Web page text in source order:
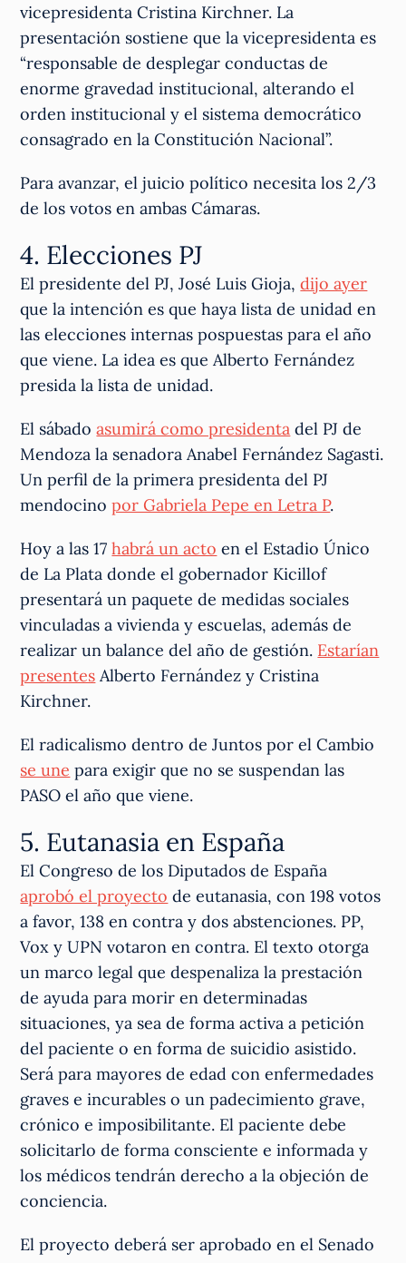
vicepresidenta Cristina Kirchner. La
presentación sostiene que la vicepresidenta es
“responsable de desplegar conductas de
enorme gravedad institucional, alterando el
orden institucional y el sistema democrático
consagrado en la Constitución Nacional”.
Para avanzar, el juicio político necesita los 2/3
de los votos en ambas Cámaras.
4. Elecciones PJ
El presidente del PJ, José Luis Gioja,dijo ayer
que la intención es que haya lista de unidad en
las elecciones internas pospuestas para el año
que viene. La idea es que Alberto Fernández
presida la lista de unidad.
El sábadoasumirá como presidenta del PJ de
Mendoza la senadora Anabel Fernández Sagasti.
Un perfil de la primera presidenta del PJ
mendocinopor Gabriela Pepe en Letra P.
Hoy a las 17habrá un acto en el Estadio Único
de La Plata donde el gobernador Kicillof
presentará un paquete de medidas sociales
vinculadas a vivienda y escuelas, además de
realizar un balance del año de gestión. Estarían
presentes Alberto Fernández y Cristina
Kirchner.
El radicalismo dentro de Juntos por el Cambio
se une para exigir que no se suspendan las
PASO el año que viene.
5. Eutanasia en España
El Congreso de los Diputados de España
aprobó el proyecto de eutanasia, con 198 votos
a favor, 138 en contra y dos abstenciones. PP,
Vox y UPN votaron en contra. El texto otorga
un marco legal que despenaliza la prestación
de ayuda para morir en determinadas
situaciones, ya sea de forma activa a petición
del paciente o en forma de suicidio asistido.
Será para mayores de edad con enfermedades
graves e incurables o un padecimiento grave,
crónico e imposibilitante. El paciente debe
solicitarlo de forma consciente e informada y
los médicos tendrán derecho a la objeción de
conciencia.
El proyecto deberá ser aprobado en el Senado